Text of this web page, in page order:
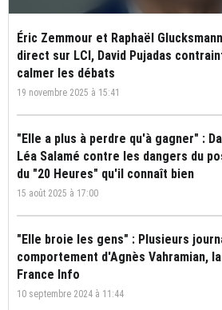
Éric Zemmour et Raphaël
direct sur LCI, David Pujadas
calmer les débats
19 novembre 2025 à 15:41
"Elle a plus à perdre qu'à gagner" :
Léa Salamé contre les dangers du
du "20 Heures" qu'il connaît bien
15 août 2025 à 17:00
"Elle broie les gens" : Plusieurs
comportement d'Agnès Vahramian,
France Info
10 septembre 2024 à 11:44